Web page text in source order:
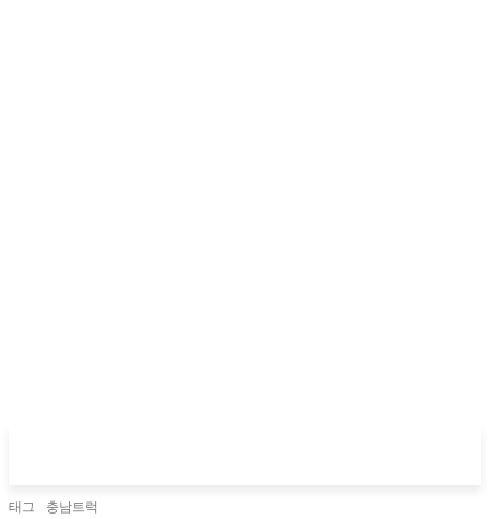
태그 충남트럭